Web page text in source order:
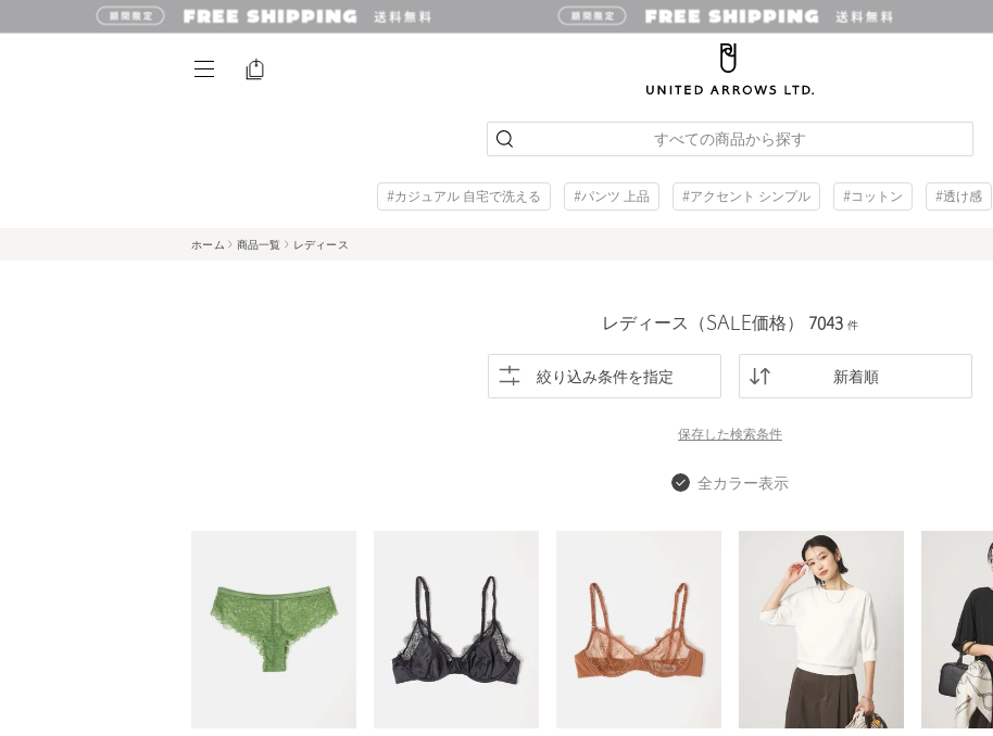
すべての商品から探す
#カジュアル 自宅で洗える #パンツ 上品 #アクセント シンプル #コットン #透け感
ホーム 商品一覧 レディース
レディース（SALE価格） 7043 件
絞り込み条件を指定 新着順
保存した検索条件
全カラー表示